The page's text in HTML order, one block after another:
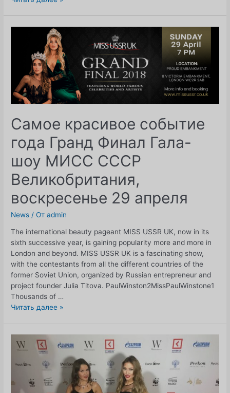
Узбекистана
изящно
коронована
МИСС
СССР
Великобритания
29
апреля
2018
года
на
зрелищном
Гранд-
финале,
состоявшемся
в
Самое красивое событие
года Гранд Финал Гала-
шоу МИСС СССР
Великобритания,
воскресенье 29 апреля
News / От admin
The international beauty pageant MISS USSR UK, now in its
sixth successive year, is gaining popularity more and more in
London and beyond. MISS USSR UK is a fascinating show,
with the contestants from all the different countries of the
former Soviet Union, organized by Russian entrepreneur and
project founder Julia Titova. PaulWinston2MissPaulWinstone1
Thousands of …
Самое
Гранд
шоу
Читать далее »